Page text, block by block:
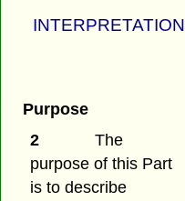
INTERPRETATION
Purpose
2
The
purpose of this Part
is to describe